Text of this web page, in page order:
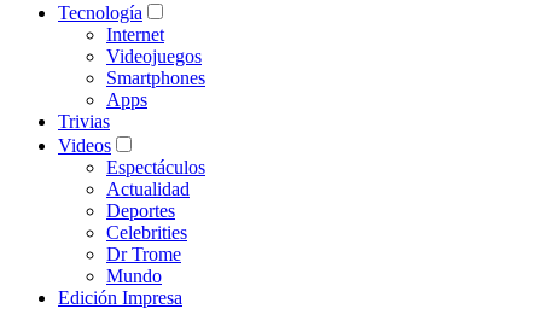
Tecnología
Internet
Videojuegos
Smartphones
Apps
Trivias
Videos
Espectáculos
Actualidad
Deportes
Celebrities
Dr Trome
Mundo
Edición Impresa